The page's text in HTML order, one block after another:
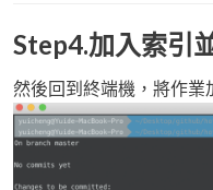
Step4.加入索引
然後回到終端機，將作業